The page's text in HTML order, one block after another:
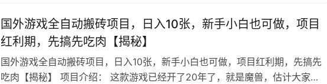
国外游戏全自动搬砖项目，日入10张，新手小白也可做，项目
红利期，先搞先吃肉【揭秘】
国外游戏全自动搬砖项目，日入10张，新手小白也可做，项目红利期，先搞先
吃肉【揭秘】 项目介绍： 这款游戏已经开了20年了，就是魔兽，估计大家很